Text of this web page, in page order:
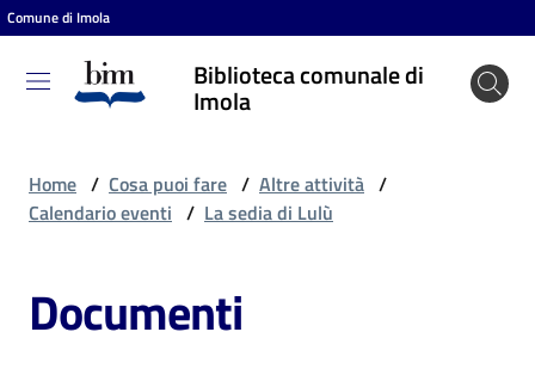
Vai al contenuto
Vai alla navigazione
Vai al footer
Comune di Imola
Biblioteca comunale di
Imola
Biblioteca
comunale
Home / Cosa puoi fare / Altre attività /
Calendario eventi / La sedia di Lulù
Documenti